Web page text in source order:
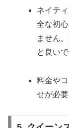
ネイテ
全な初
ません
と良いで
料金や
せが必要